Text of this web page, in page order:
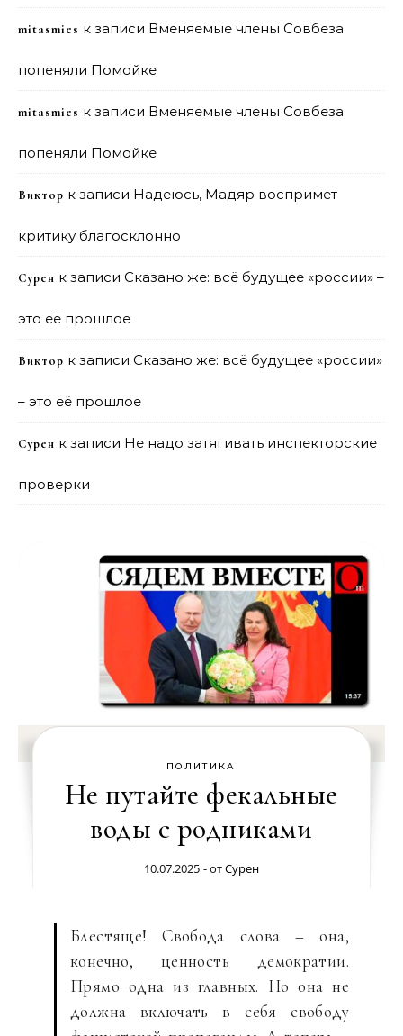
mitasmies к записи Вменяемые члены Совбеза
попеняли Помойке
mitasmies к записи Вменяемые члены Совбеза
попеняли Помойке
Виктор к записи Надеюсь, Мадяр воспримет
критику благосклонно
Сурен к записи Сказано же: всё будущее «россии» –
это её прошлое
Виктор к записи Сказано же: всё будущее «россии»
– это её прошлое
Сурен к записи Не надо затягивать инспекторские
проверки
ПОЛИТИКА
Не путайте фекальные
воды с родниками
10.07.2025 - отСурен
Блестяще! Свобода слова – она,
конечно, ценность демократии.
Прямо одна из главных. Но она не
должна включать в себя свободу